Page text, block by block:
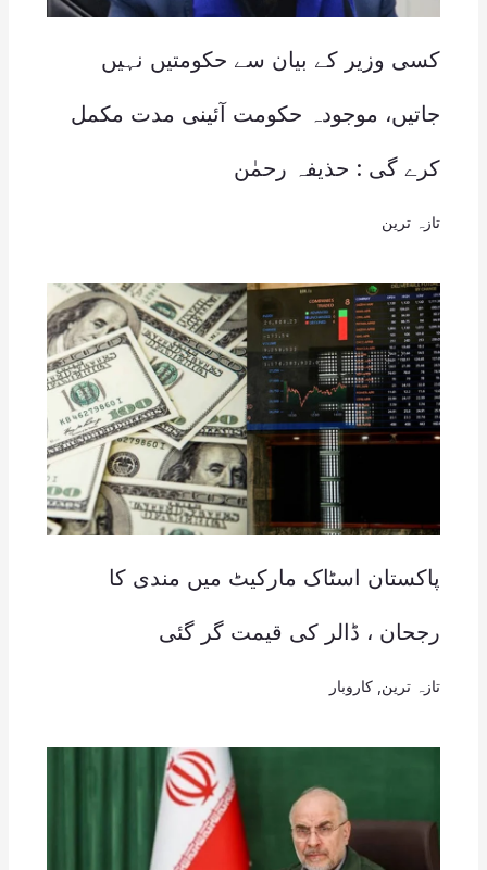
کسی وزیر کے بیان سے حکومتیں نہیں
جاتیں، موجودہ حکومت آئینی مدت مکمل
کرے گی : حذیفہ رحمٰن
تازہ ترین
پاکستان اسٹاک مارکیٹ میں مندی کا
رجحان ، ڈالر کی قیمت گر گئی
تازہ ترین کاروبار